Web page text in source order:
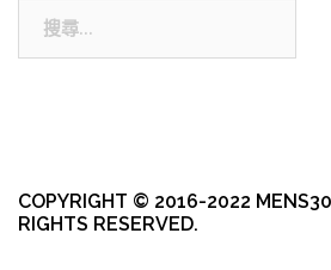
COPYRIGHT © 2016-2022
RIGHTS RESERVED.